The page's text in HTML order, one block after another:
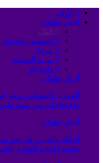
الأولى
أخبار تطوان
الكل
المضيق الفنيدق
مرتيل
سبته المحتلة
وادي لو
أخبار تطوان
المغرب التطواني يدعو
واحتجاجات من
أخبار تطوان
أحكام بالحبس في حق
خلفية أحداث الهجرة